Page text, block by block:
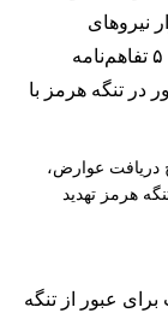
نیروهای
آمریکایی در منطقه پاسخ داد و با استناد به بند ۵ تفاهم‌نامه
در تنگه هرمز با
دریافت عوارض،
هرمز تهدید
عبور از تنگه